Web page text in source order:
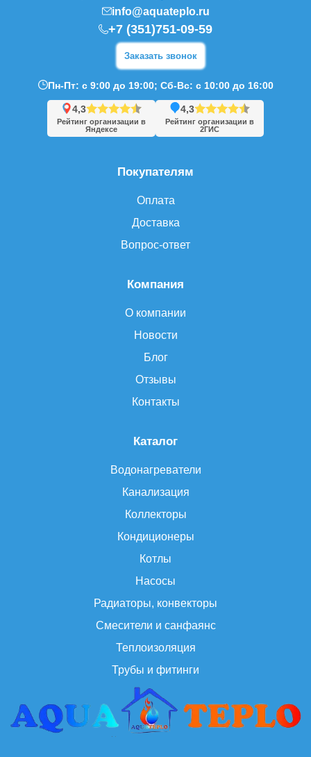
Каталог
Водонагреватели
Канализация
Коллекторы
Кондиционеры
Котлы
Насосы
Радиаторы, конвекторы
Смесители и санфаянс
Теплоизоляция
Трубы и фитинги
Компания
О компании
Новости
Блог
Отзывы
Контакты
Покупателям
Оплата
Доставка
Вопрос-ответ
info@aquateplo.ru
+7 (351)751-09-59
Заказать звонок
Пн-Пт: с 9:00 до 19:00; Сб-Вс: с 10:00 до 16:00
4,3
Рейтинг организации в
Яндексе
4,3
Рейтинг организации в
2ГИС